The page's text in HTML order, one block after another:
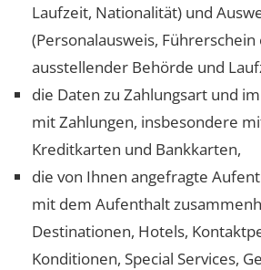
Laufzeit, Nationalität) und
(Personalausweis, Führerschein
ausstellender Behörde und
die Daten zu Zahlungsart und
mit Zahlungen, insbesondere
Kreditkarten und Bankkarten,
die von Ihnen angefragte
mit dem Aufenthalt
Destinationen, Hotels,
Konditionen, Special Services,